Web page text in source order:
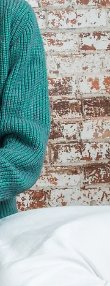
tout